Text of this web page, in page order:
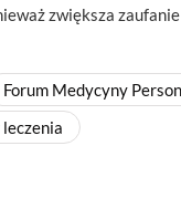
zwiększa zaufanie
Forum Medycyny